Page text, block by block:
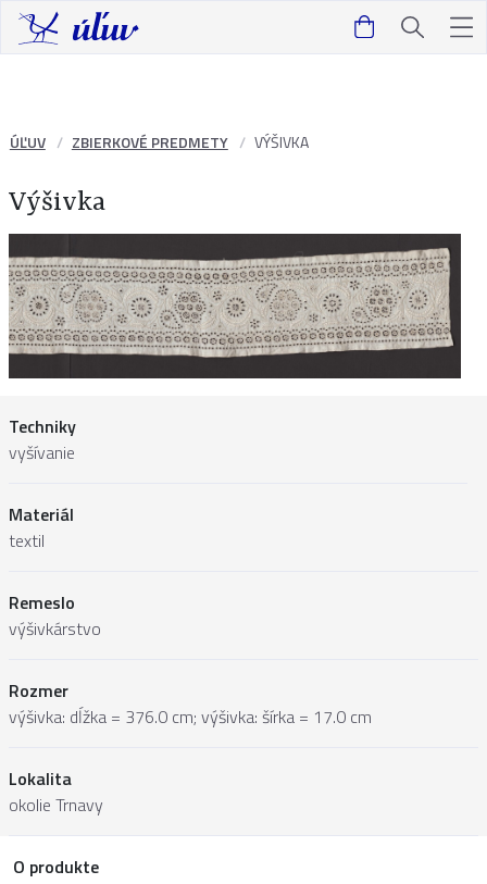
ÚĽUV ZBIERKOVÉ PREDMETY VÝŠIVKA
Výšivka
Techniky
vyšívanie
Materiál
textil
Remeslo
výšivkárstvo
Rozmer
výšivka: dĺžka = 376.0 cm; výšivka: šírka = 17.0 cm
Lokalita
okolie Trnavy
O produkte